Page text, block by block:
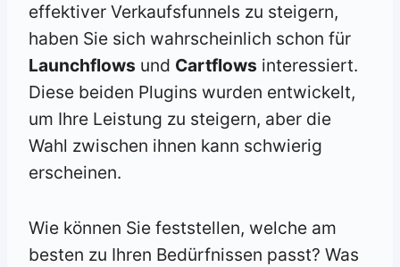
effektiver Verkaufsfunnels zu steigern,
haben Sie sich wahrscheinlich schon für
Launchflows und Cartflows interessiert.
Diese beiden Plugins wurden entwickelt,
um Ihre Leistung zu steigern, aber die
Wahl zwischen ihnen kann schwierig
erscheinen.
Wie können Sie feststellen, welche am
besten zu Ihren Bedürfnissen passt? Was